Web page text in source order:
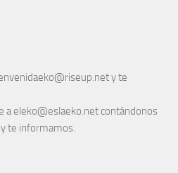
y te
a eleko@eslaeko.net contándonos
te informamos.